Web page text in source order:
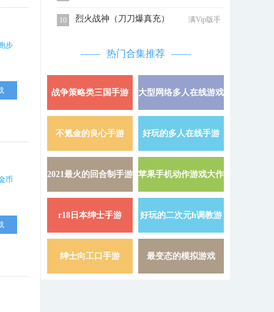
步
币
10 烈火战神（刀刀爆真充）
满Vip版手
热门合集推荐
战争策略类三国手游 详情 »
大型网络多人在线游戏
不氪金的良心手游 详情 »
好玩的多人在线手游
2021最火的回合制手游 详情 »
苹果手机动作游戏大作
r18日本绅士手游 详情 »
好玩的二次元h调教游
戏
绅士向工口手游 详情 »
最变态的模拟游戏